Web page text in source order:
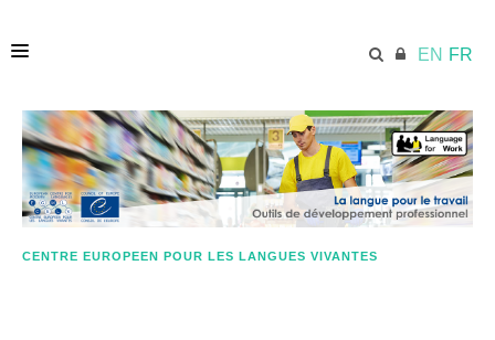
EN FR
ACCUEIL
ECML.AT
CENTRE EUROPEEN POUR LES LANGUES VIVANTES